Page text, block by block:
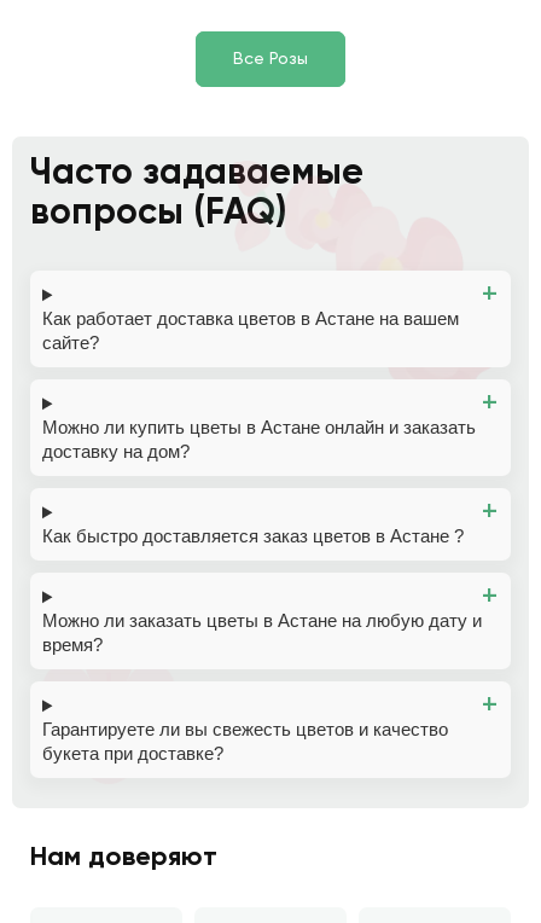
Все Розы
Часто задаваемые
вопросы (FAQ)
Как работает доставка цветов в Астане на вашем
сайте?
Можно ли купить цветы в Астане онлайн и заказать
доставку на дом?
Как быстро доставляется заказ цветов в Астане ?
Можно ли заказать цветы в Астане на любую дату и
время?
Гарантируете ли вы свежесть цветов и качество
букета при доставке?
Нам доверяют